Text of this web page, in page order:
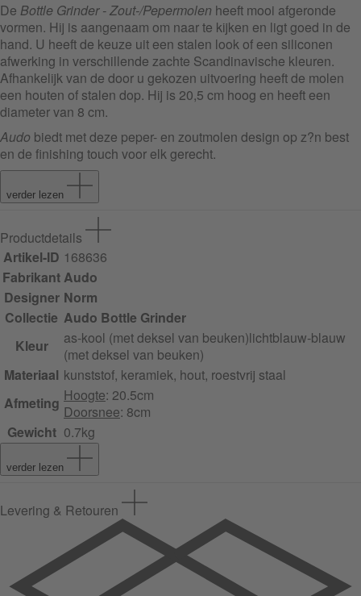
De Bottle Grinder - Zout-/Pepermolen heeft mooi afgeronde
vormen. Hij is aangenaam om naar te kijken en ligt goed in de
hand. U heeft de keuze uit een stalen look of een siliconen
afwerking in verschillende zachte Scandinavische kleuren.
Afhankelijk van de door u gekozen uitvoering heeft de molen
een houten of stalen dop. Hij is 20,5 cm hoog en heeft een
diameter van 8 cm.
Audo biedt met deze peper- en zoutmolen design op z?n best
en de finishing touch voor elk gerecht.
verder lezen
Productdetails
Artikel-ID 168636
Fabrikant Audo
Designer Norm
Collectie Audo Bottle Grinder
Kleur
as-kool (met deksel van beuken)lichtblauw-blauw
(met deksel van beuken)
Materiaal kunststof, keramiek, hout, roestvrij staal
Afmeting Hoogte: 20.5cm
Doorsnee: 8cm
Gewicht 0.7kg
verder lezen
Levering & Retouren